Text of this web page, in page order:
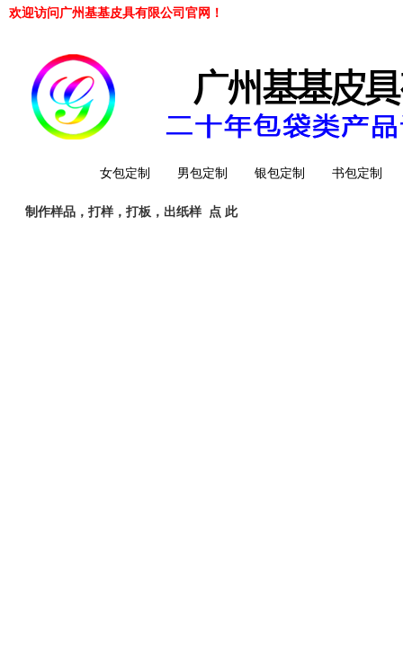
欢迎访问广州基基皮具有限公司官网！
女包定制 男包定制 银包定制 书包定制
工厂简介
制作样品，打样，打板，出纸样 点 此